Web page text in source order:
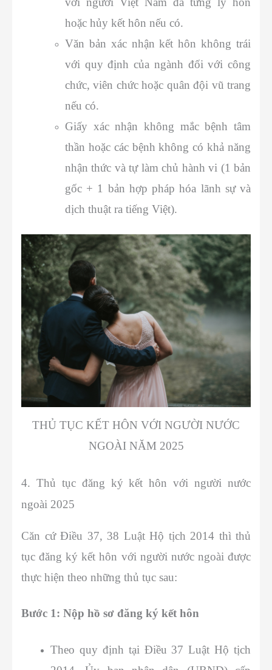
hoặc hủy kết hôn nếu có.
Văn bản xác nhận kết hôn không trái
với quy định của ngành đối với công
chức, viên chức hoặc quân đội vũ trang
nếu có.
Giấy xác nhận không mắc bệnh tâm
thần hoặc các bệnh không có khả năng
nhận thức và tự làm chủ hành vi (1 bản
gốc + 1 bản hợp pháp hóa lãnh sự và
dịch thuật ra tiếng Việt).
THỦ TỤC KẾT HÔN VỚI NGƯỜI NƯỚC
NGOÀI NĂM 2025
4. Thủ tục đăng ký kết hôn với người nước
ngoài 2025
Căn cứ Điều 37, 38 Luật Hộ tịch 2014 thì thủ
tục đăng ký kết hôn với người nước ngoài được
thực hiện theo những thủ tục sau:
Bước 1: Nộp hồ sơ đăng ký kết hôn
Theo quy định tại Điều 37 Luật Hộ tịch